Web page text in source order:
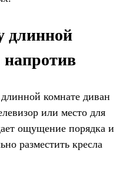
длинной
напротив
комнате диван
или место для
ощущение порядка и
разместить кресла